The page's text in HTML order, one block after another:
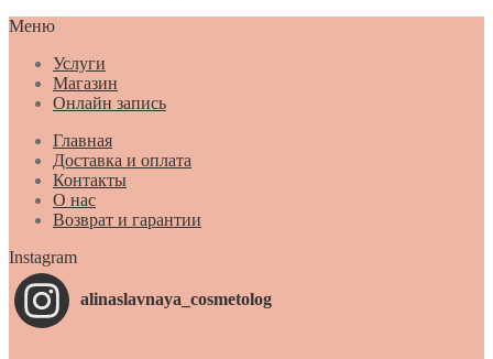
Меню
Услуги
Магазин
Онлайн запись
Главная
Доставка и оплата
Контакты
О нас
Возврат и гарантии
Instagram
alinaslavnaya_cosmetolog